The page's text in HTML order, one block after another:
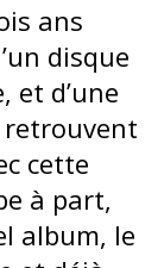
ans
disque
et d’une
cette
à part,
album, le